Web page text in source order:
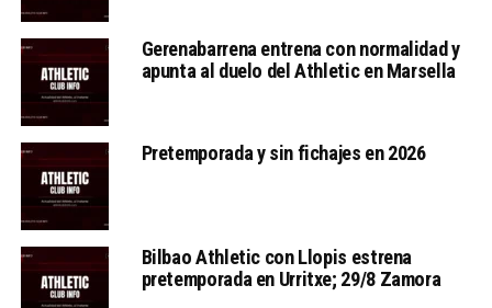
Gerenabarrena entrena con normalidad y
apunta al duelo del Athletic en Marsella
Pretemporada y sin fichajes en 2026
Bilbao Athletic con Llopis estrena
pretemporada en Urritxe; 29/8 Zamora